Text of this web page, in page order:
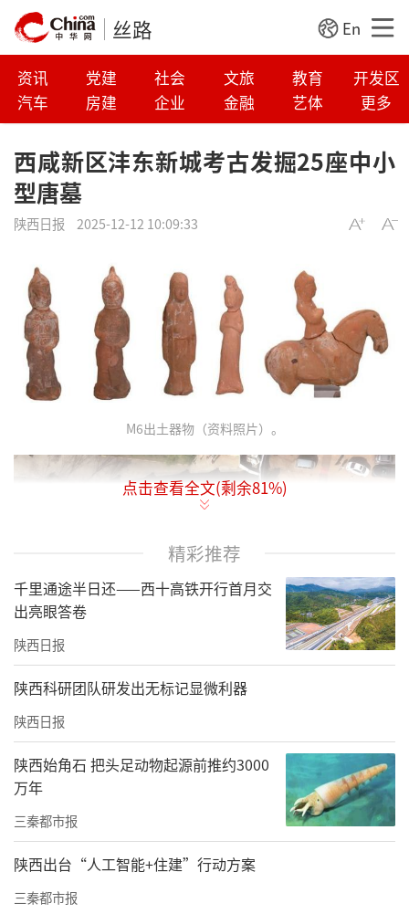
丝路 En
资讯 党建 社会 文旅 教育
开发区
汽车
房建 企业 金融 艺体 更多
西咸新区沣东新城考古发掘25座中小
型唐墓
陕西日报 2025-12-12 10:09:33
M6出土器物（资料照片）。
规划六路发现的唐代墓地全景（资料照片）。本组照片均由中国社
会科学院考古研究所提供
12月11日，记者从省文物局获悉：西咸新区沣
东新城规划六路发现一处经过规划的唐代墓
地，共发掘26座墓葬、5个灰坑和1个水井。墓
葬除1座年代不详外，其余均为唐代墓葬。
今年9月至11月，中国社会科学院考古研究所丰
点击查看全文(剩余81%)
精彩推荐
千里通途半日还——西十高铁开行首月交
出亮眼答卷
陕西日报
陕西科研团队研发出无标记显微利器
陕西日报
陕西始角石 把头足动物起源前推约3000
万年
三秦都市报
陕西出台“人工智能+住建”行动方案
三秦都市报